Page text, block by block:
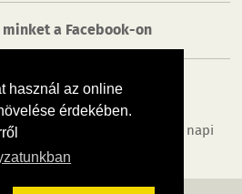
használ az online
érdekében.
minket a Facebook-on
Hírek, programok, képek, napi
ami Mosonmagyaróvár